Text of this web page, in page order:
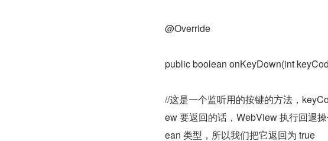
@Override
public boolean onKeyDown(int
//这是一个监听用的按键的方法，
ew 要返回的话，WebView 执行回退
ean 类型，所以我们把它返回为 true